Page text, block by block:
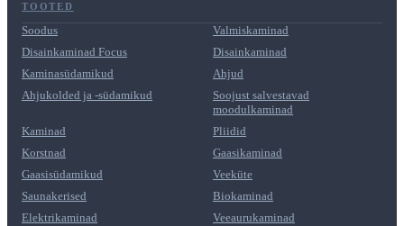
TOOTED
Soodus
Valmiskaminad
Disainkaminad Focus
Disainkaminad
Kaminasüdamikud
Ahjud
Ahjukolded ja -südamikud
Soojust salvestavad
moodulkaminad
Kaminad
Pliidid
Korstnad
Gaasikaminad
Gaasisüdamikud
Veeküte
Saunakerised
Biokaminad
Elektrikaminad
Veeaurukaminad